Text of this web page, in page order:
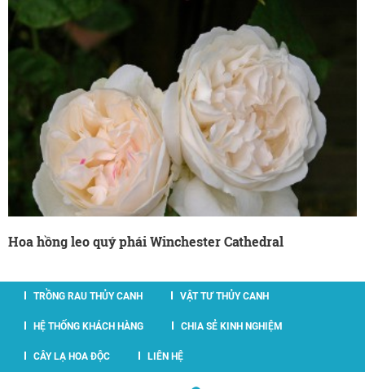
Hoa hồng leo quý phái Winchester Cathedral
TRỒNG RAU THỦY CANH VẬT TƯ THỦY CANH
HỆ THỐNG KHÁCH HÀNG CHIA SẺ KINH NGHIỆM
CÂY LẠ HOA ĐỘC LIÊN HỆ